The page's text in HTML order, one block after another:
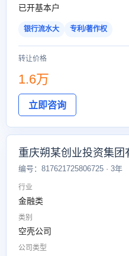
已开基本户
银行流水大 专利/著作权
转让价格
1.6万
立即咨询
重庆朔某创业投资集团
编号：817621725806725 · 3年
行业
金融类
类别
空壳公司
公司类型